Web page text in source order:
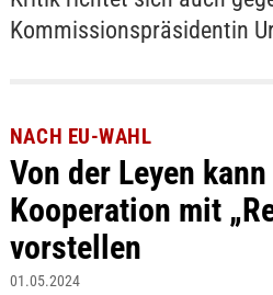
Kommissionspräsidentin
NACH EU-WAHL
Von der Leyen
Kooperation mit
vorstellen
01.05.2024